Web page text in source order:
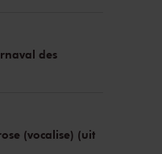
des
(vocalise) (uit